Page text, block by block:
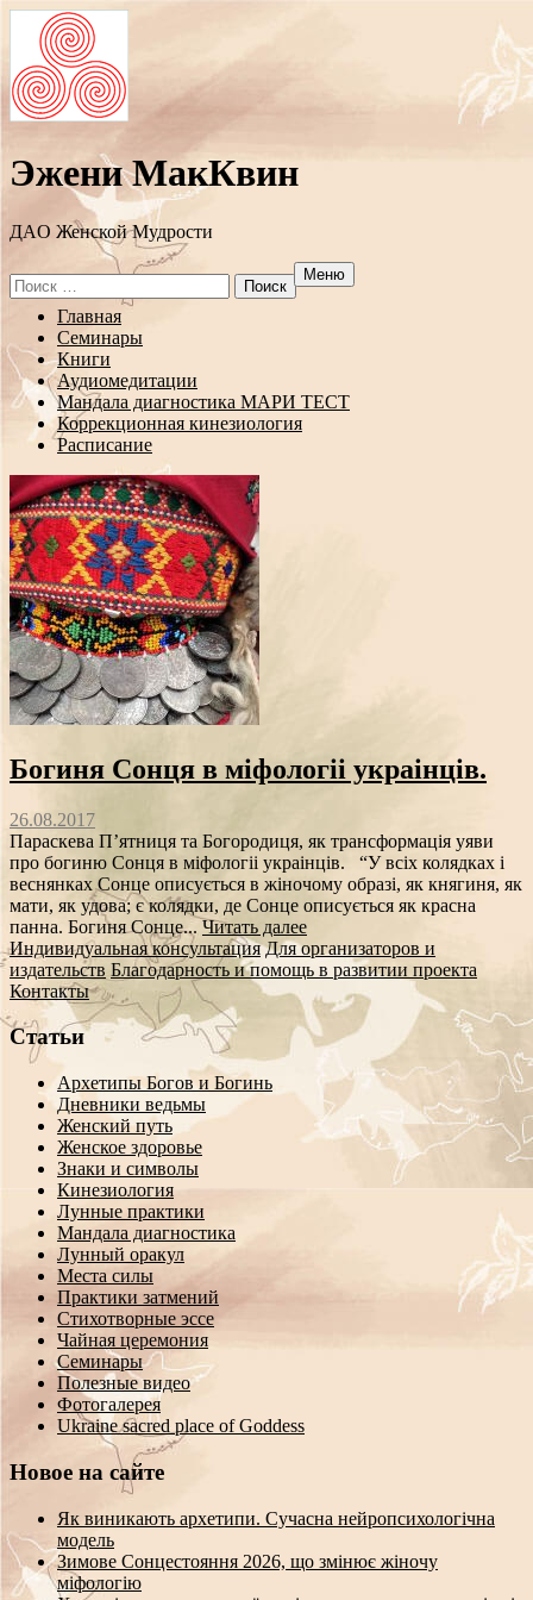
Эжени МакКвин
ДAO Женской Мудрости
Search
for:
Меню
Перейти
содержанию
Главная
Семинары
Книги
Аудиомедитации
Мандала диагностика МАРИ ТЕСТ
Коррекционная кинезиология
Расписание
Богиня Сонця в міфологіі украінців.
26.08.2017
Параскева П’ятниця та Богородиця, як трансформація уяви
про богиню Сонця в міфологіі украінців. “У всіх колядках і
веснянках Сонце описується в жіночому образі, як княгиня, як
мати, як удова; є колядки, де Сонце описується як красна
панна. Богиня Сонце... Читать далее
Индивидуальная консультация Для организаторов и
издательств Благодарность и помощь в развитии проекта
Контакты
Статьи
Архетипы Богов и Богинь
Дневники ведьмы
Женский путь
Женское здоровье
Знаки и символы
Кинезиология
Лунные практики
Мандала диагностика
Лунный оракул
Места силы
Практики затмений
Стихотворные эссе
Чайная церемония
Семинары
Полезные видео
Фотогалерея
Ukraine sacred place of Goddess
Новое на сайте
Як виникають архетипи. Сучасна нейропсихологічна
модель
Зимове Сонцестояння 2026, що змінює жіночу
міфологію